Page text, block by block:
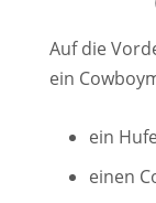
Auf die
ein
ein
einen